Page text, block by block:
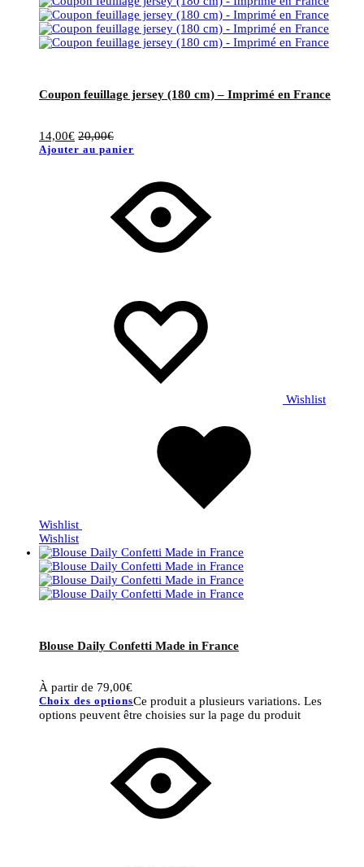
Coupon feuillage jersey (180 cm) – Imprimé en France
14,00€ 20,00€
Ajouter au panier
Wishlist
Wishlist
Wishlist
Blouse Daily Confetti Made in France
À partir de 79,00€
Choix des optionsCe produit a plusieurs variations. Les
options peuvent être choisies sur la page du produit